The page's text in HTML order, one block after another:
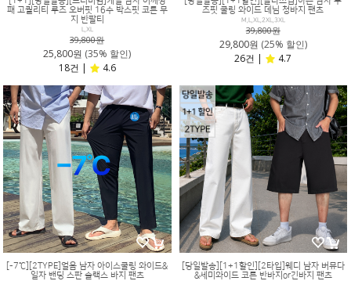
패 고퀄리티 루즈 오버핏 16수 박스핏 코튼 무
지 반팔티
L,XL
39,800원
25,800원 (35% 할인)
18건 |
4.6
즈핏 쿨링 와이드 데님 청바지 팬츠
M,L,XL,2XL,3XL
39,800원
29,800원 (25% 할인)
26건 |
4.7
[-7℃][2TYPE]얼음 남자 아이스쿨링 와이드&
일자 밴딩 스판 슬랙스 바지 팬츠
[당일발송][1+1할인][2타입]웨디 남자 버뮤다
&세미와이드 코튼 반바지or긴바지 팬츠